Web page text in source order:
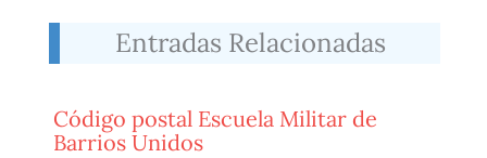
Entradas Relacionadas
Código postal Escuela Militar de
Barrios Unidos